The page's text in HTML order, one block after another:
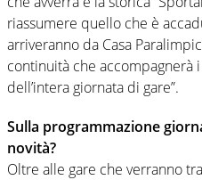
riassumere quello che è
arriveranno da Casa
continuità che accompagnerà
dell’intera giornata di gare”.
Sulla programmazione
novità?
Oltre alle gare che verranno